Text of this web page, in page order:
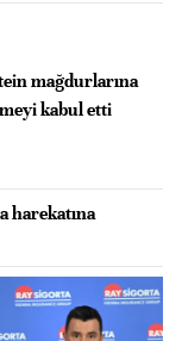
mağdurlarına
kabul etti
harekatına